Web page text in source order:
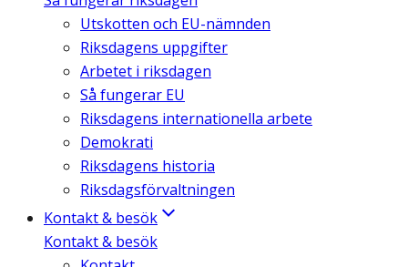
Utskotten och EU-nämnden
Riksdagens uppgifter
Arbetet i riksdagen
Så fungerar EU
Riksdagens internationella arbete
Demokrati
Riksdagens historia
Riksdagsförvaltningen
Kontakt & besök
Kontakt & besök